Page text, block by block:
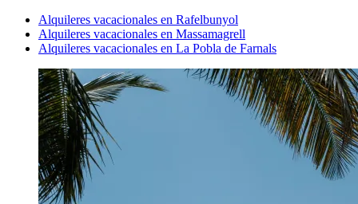
Alquileres vacacionales en Rafelbunyol
Alquileres vacacionales en Massamagrell
Alquileres vacacionales en La Pobla de Farnals